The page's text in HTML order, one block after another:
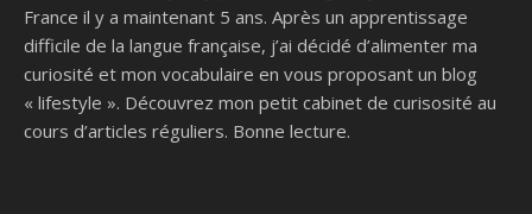
France il y a maintenant 5 ans. Après un apprentissage
difficile de la langue française, j’ai décidé d’alimenter ma
curiosité et mon vocabulaire en vous proposant un blog
« lifestyle ». Découvrez mon petit cabinet de curisosité au
cours d’articles réguliers. Bonne lecture.